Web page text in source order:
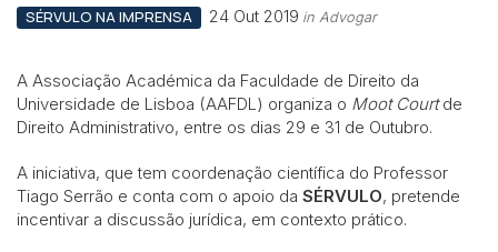
SÉRVULO NA IMPRENSA 24 Out 2019 in Advogar
A Associação Académica da Faculdade de Direito da
Universidade de Lisboa (AAFDL) organiza o Moot Courtde
Direito Administrativo, entre os dias 29 e 31 de Outubro.
A iniciativa, que tem coordenação científica do Professor
Tiago Serrão e conta com o apoio da SÉRVULO, pretende
incentivar a discussão jurídica, em contexto prático.